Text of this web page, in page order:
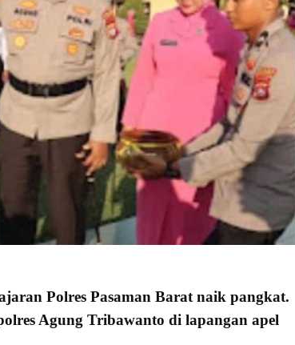
Polres Pasaman Barat naik pangkat.
Agung Tribawanto di lapangan apel